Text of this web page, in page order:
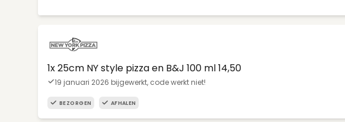
1x 25cm NY style pizza en B&J 100 ml 14,50
19 januari 2026 bijgewerkt, code werkt niet!
BEZORGEN AFHALEN